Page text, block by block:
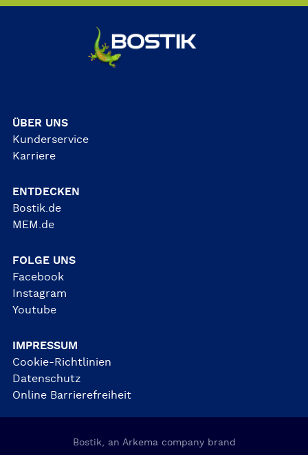
ÜBER UNS
Kunderservice
Karriere
ENTDECKEN
Bostik.de
MEM.de
FOLGE UNS
Facebook
Instagram
Youtube
IMPRESSUM
Cookie-Richtlinien
Datenschutz
Online Barrierefreiheit
Bostik, an Arkema company brand